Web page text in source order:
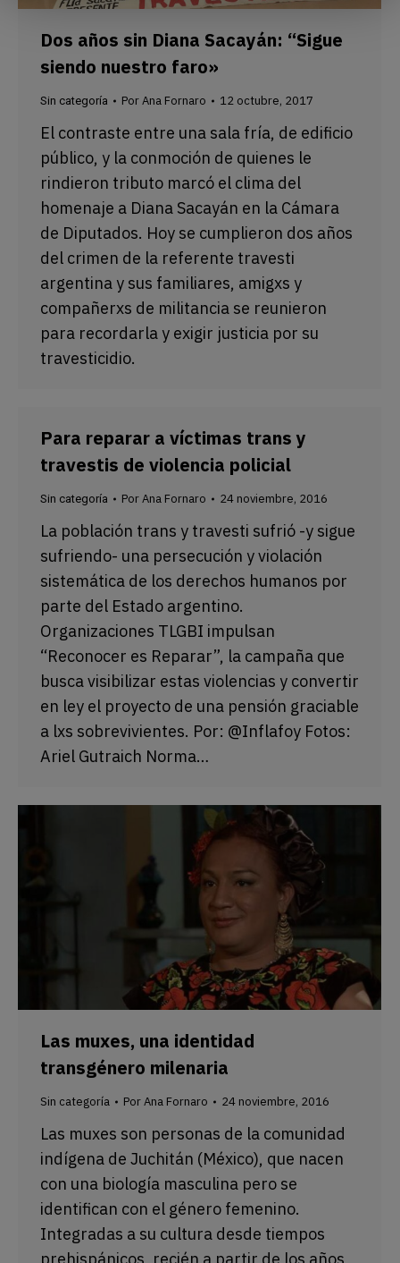
Dos años sin Diana Sacayán: “Sigue
siendo nuestro faro»
Sin categoría PorAna Fornaro 12 octubre, 2017
El contraste entre una sala fría, de edificio
público, y la conmoción de quienes le
rindieron tributo marcó el clima del
homenaje a Diana Sacayán en la Cámara
de Diputados. Hoy se cumplieron dos años
del crimen de la referente travesti
argentina y sus familiares, amigxs y
compañerxs de militancia se reunieron
para recordarla y exigir justicia por su
travesticidio.
Para reparar a víctimas trans y
travestis de violencia policial
Sin categoría PorAna Fornaro 24 noviembre, 2016
La población trans y travesti sufrió -y sigue
sufriendo- una persecución y violación
sistemática de los derechos humanos por
parte del Estado argentino.
Organizaciones TLGBI impulsan
“Reconocer es Reparar”, la campaña que
busca visibilizar estas violencias y convertir
en ley el proyecto de una pensión graciable
a lxs sobrevivientes. Por: @Inflafoy Fotos:
Ariel Gutraich Norma…
Las muxes, una identidad
transgénero milenaria
Sin categoría PorAna Fornaro 24 noviembre, 2016
Las muxes son personas de la comunidad
indígena de Juchitán (México), que nacen
con una biología masculina pero se
identifican con el género femenino.
Integradas a su cultura desde tiempos